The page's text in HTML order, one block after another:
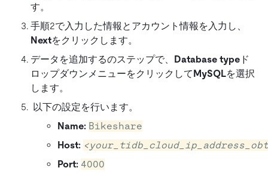
す。
手順2で入力した情報とアカウント情報を入力し、
Nextをクリックします。
データを追加するのステップで、 Database type ド
ロップダウンメニューをクリックしてMySQLを選択
します。
以下の設定を行います。
Name: Bikeshare
Host:
Port: 4000